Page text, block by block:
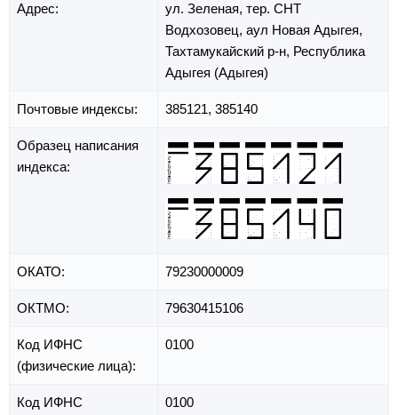
Адрес: ул. Зеленая, тер. СНТ
Водхозовец, аул Новая Адыгея,
Тахтамукайский р-н, Республика
Адыгея (Адыгея)
Почтовые индексы: 385121, 385140
Образец написания
индекса:
ОКАТО: 79230000009
ОКТМО: 79630415106
Код ИФНС
(физические лица):
0100
Код ИФНС
0100